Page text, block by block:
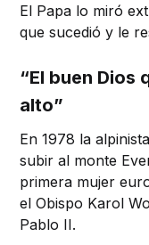
El Papa lo miró
que sucedió y le
“El buen Dios
alto”
En 1978 la
subir al monte
primera mujer
el Obispo Karol
Pablo II.